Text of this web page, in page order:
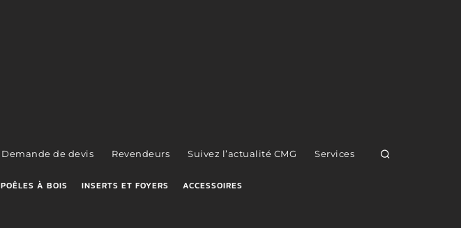
Demande de devis Revendeurs Suivez l’actualité CMG Services
POÊLES À BOIS INSERTS ET FOYERS ACCESSOIRES